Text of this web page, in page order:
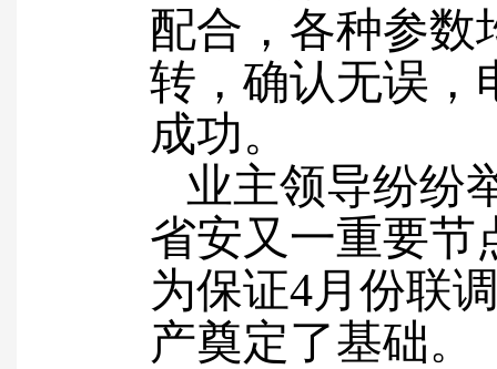
配合，各种参数
转，确认无误，
成功。
业主领导纷纷
省安又一重要节
为保证4月份联
产奠定了基础。